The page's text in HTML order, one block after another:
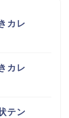
カレ
カレ
テン